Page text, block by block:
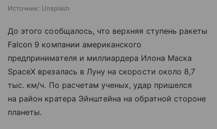
Источник: Unsplash
До этого сообщалось, что верхняя ступень ракеты
Falcon 9 компании американского
предпринимателя и миллиардера Илона Маска
SpaceX врезалась в Луну на скорости около 8,7
тыс. км/ч. По расчетам ученых, удар пришелся
на район кратера Эйнштейна на обратной стороне
планеты.